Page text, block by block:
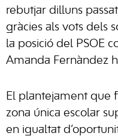
rebutjar dilluns
gràcies als vots dels
la posició del PSOE
Amanda Fernàndez
El plantejament que
zona única escolar
en igualtat